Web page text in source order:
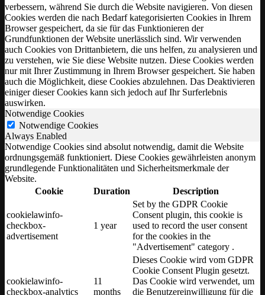
verbessern, während Sie durch die Website navigieren. Von diesen
Cookies werden die nach Bedarf kategorisierten Cookies in Ihrem
Browser gespeichert, da sie für das Funktionieren der
Grundfunktionen der Website unerlässlich sind. Wir verwenden
auch Cookies von Drittanbietern, die uns helfen, zu analysieren und
zu verstehen, wie Sie diese Website nutzen. Diese Cookies werden
nur mit Ihrer Zustimmung in Ihrem Browser gespeichert. Sie haben
auch die Möglichkeit, diese Cookies abzulehnen. Das Deaktivieren
einiger dieser Cookies kann sich jedoch auf Ihr Surferlebnis
auswirken.
Notwendige Cookies
Notwendige Cookies
Always Enabled
Notwendige Cookies sind absolut notwendig, damit die Website
ordnungsgemäß funktioniert. Diese Cookies gewährleisten anonym
grundlegende Funktionalitäten und Sicherheitsmerkmale der
Website.
Cookie
Duration Description
cookielawinfo-
checkbox-
advertisement
1 year
Set by the GDPR Cookie
Consent plugin, this cookie is
used to record the user consent
for the cookies in the
"Advertisement" category .
cookielawinfo-
checkbox-analytics
11
months
Dieses Cookie wird vom GDPR
Cookie Consent Plugin gesetzt.
Das Cookie wird verwendet, um
die Benutzereinwilligung für die